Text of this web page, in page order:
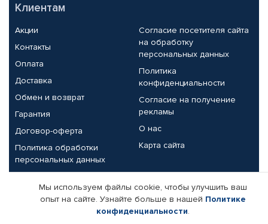
Клиентам
Акции
Контакты
Оплата
Доставка
Обмен и возврат
Гарантия
Договор-оферта
Политика обработки
персональных данных
Согласие посетителя сайта
на обработку
персональных данных
Политика
конфиденциальности
Согласие на получение
рекламы
О нас
Карта сайта
Партнерам
Корпоративным клиентам
Реквизиты компании
Мы используем файлы cookie, чтобы улучшить ваш
опыт на сайте. Узнайте больше в нашей Политике
конфиденциальности.